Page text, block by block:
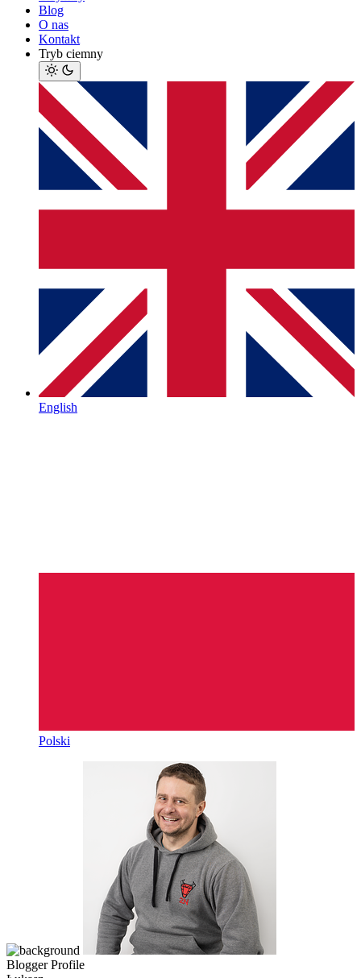
Blog
O nas
Kontakt
Tryb ciemny
English
Polski
Blogger Profile